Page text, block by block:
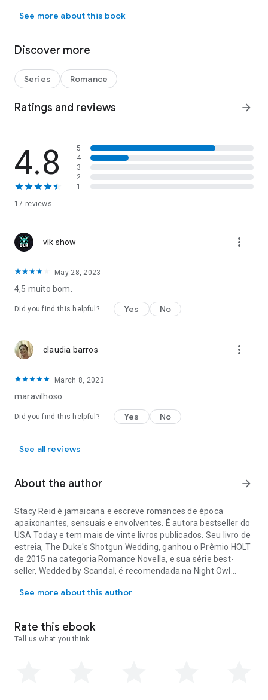
um armário de roupas de cama com a última mulher do
mulher — bastante decidida, nada convencional e totalmente
acabam descobertos. Agora a honra exige que eles se
casem. Ao se perceber involuntariamente atraído pela
encantadora beldade, Tobias tenta fazer de tudo para não
ceder à paixão que arde por ela e não serem levados a
See more about this book
Discover more
Series Romance
Ratings and reviews arrow_forward
4.8
17 reviews
5
4
3
2
1
vlk show more_vert
May 28, 2023
4,5 muito bom.
Did you find this helpful? Yes No
claudia barros more_vert
March 8, 2023
maravilhoso
Did you find this helpful? Yes No
See all reviews
About the author arrow_forward
Stacy Reid é jamaicana e escreve romances de época
apaixonantes, sensuais e envolventes. É autora bestseller do
USA Today e tem mais de vinte livros publicados. Seu livro de
estreia, The Duke's Shotgun Wedding, ganhou o Prêmio HOLT
de 2015 na categoria Romance Novella, e sua série best-
seller, Wedded by Scandal, é recomendada na Night Owl
Stacy vive muito nos mundos que cria e fala ativamente com
não está escrevendo, Stacy passa muito tempo assistindo
séries como The Walking Dead, Carbono Alterado, O Avanço
See more about this author
Rate this ebook
Tell us what you think.